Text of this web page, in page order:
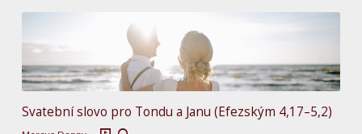
Svatební slovo pro Tondu a Janu (Efezským 4,17–5,2)